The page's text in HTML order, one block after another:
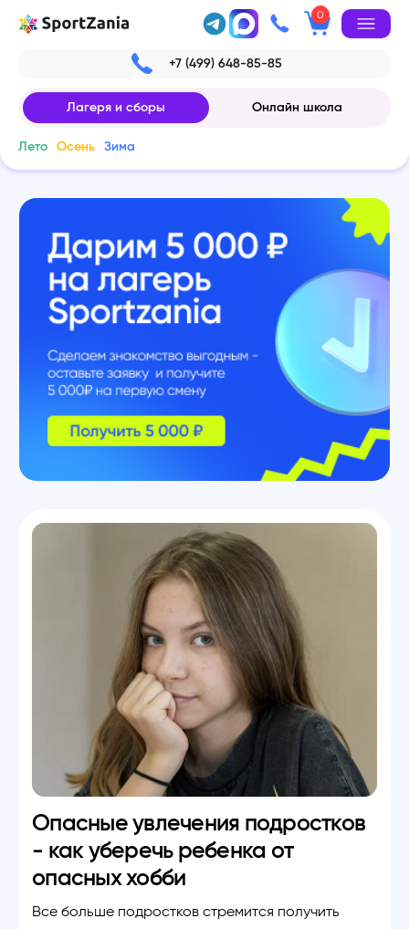
0
+7 (499) 648-85-85
Лагеря и сборы Онлайн школа
Лето Осень Зима
Опасные увлечения подростков
- как уберечь ребенка от
опасных хобби
Все больше подростков стремится получить